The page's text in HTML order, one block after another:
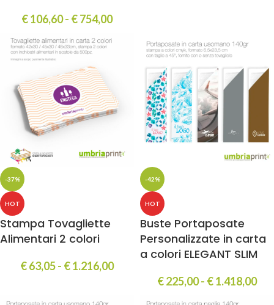
€106,60- €754,00
-37%
HOT
Stampa Tovagliette
Alimentari 2 colori
€63,05- €1.216,00
-42%
HOT
Buste Portaposate
Personalizzate in carta
a colori ELEGANT SLIM
€225,00- €1.418,00